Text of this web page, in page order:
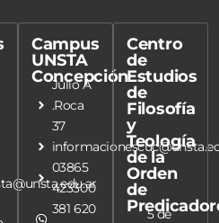
Campus
UNSTA
Concepción
Julio A
.Roca
37
03865
423300
381 620
Centro
de
Estudios
de
Filosofía
y
Teología
de la
Orden
de
5 de